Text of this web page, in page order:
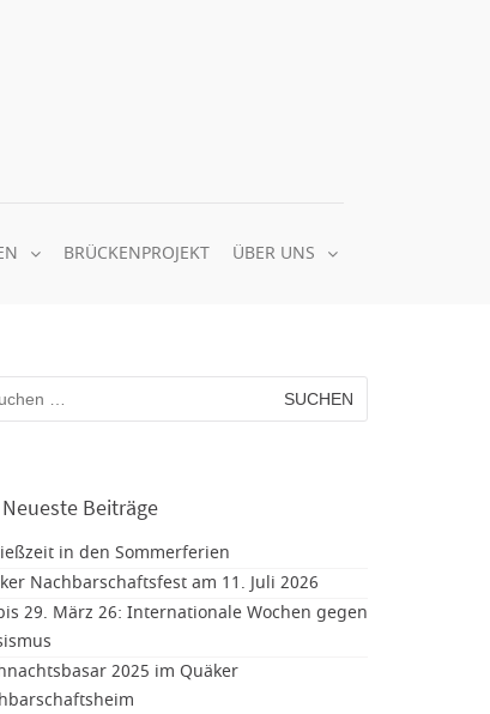
BRÜCKENPROJEKT ÜBER UNS
Neueste Beiträge
in den Sommerferien
Nachbarschaftsfest am 11. Juli 2026
29. März 26: Internationale Wochen gegen
2025 im Quäker